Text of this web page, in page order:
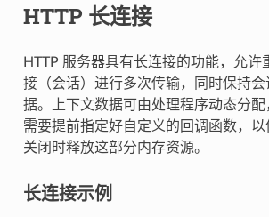
HTTP 长连接
HTTP 服务器具有长连接的功能，允许
接（会话）进行多次传输，同时保持
据。上下文数据可由处理程序动态分配
需要提前指定好自定义的回调函数，
关闭时释放这部分内存资源。
长连接示例